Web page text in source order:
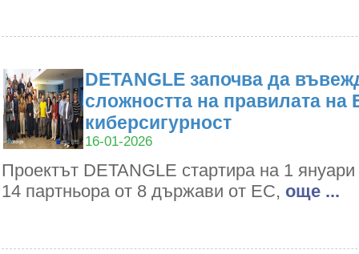
DETANGLE започва да
сложността на правилата на
киберсигурност
16-01-2026
Проектът DETANGLE стартира на 1
14 партньора от 8 държави от ЕС, oще ...